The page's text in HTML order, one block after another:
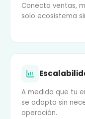
Conecta ventas,
solo ecosistema
A medida que tu
se adapta sin
operación.